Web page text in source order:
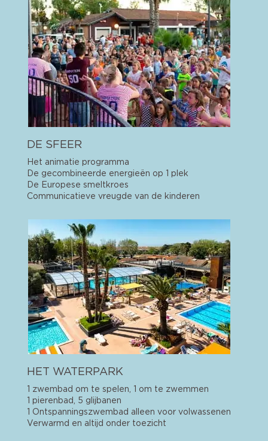
DE SFEER
Het animatie programma
De gecombineerde energieën op 1 plek
De Europese smeltkroes
Communicatieve vreugde van de kinderen
HET WATERPARK
1 zwembad om te spelen, 1 om te zwemmen
1 pierenbad, 5 glijbanen
1 Ontspanningszwembad alleen voor volwassenen
Verwarmd en altijd onder toezicht